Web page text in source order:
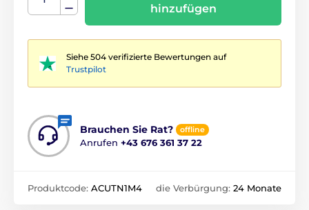
hinzufügen
Siehe 504 verifizierte Bewertungen auf
Trustpilot
Brauchen Sie Rat? offline
Anrufen +43 676 361 37 22
Produktcode: ACUTN1M4 die Verbürgung: 24 Monate